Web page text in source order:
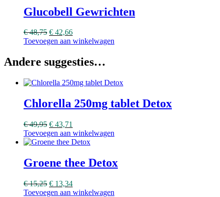
Glucobell Gewrichten
€48,75 € 42,66
Toevoegen aan winkelwagen
Andere suggesties…
Chlorella 250mg tablet Detox
€49,95 € 43,71
Toevoegen aan winkelwagen
Groene thee Detox
€15,25 € 13,34
Toevoegen aan winkelwagen